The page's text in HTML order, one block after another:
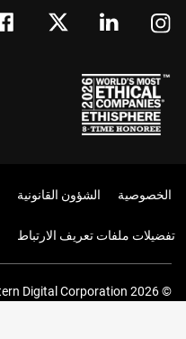
الخصوصية الشؤون القانونية
تفضيلات ملفات تعريف الارتباط